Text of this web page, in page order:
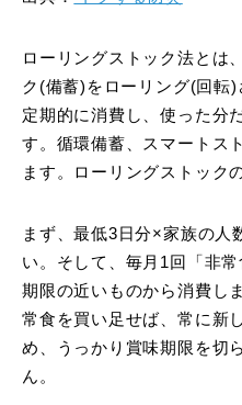
ローリングストック法とは
ク(備蓄)をローリング(回転
定期的に消費し、使った分
す。循環備蓄、スマートス
ます。ローリングストック
まず、最低3日分×家族の人
い。そして、毎月1回「非
期限の近いものから消費し
常食を買い足せば、常に新
め、うっかり賞味期限を切
ん。